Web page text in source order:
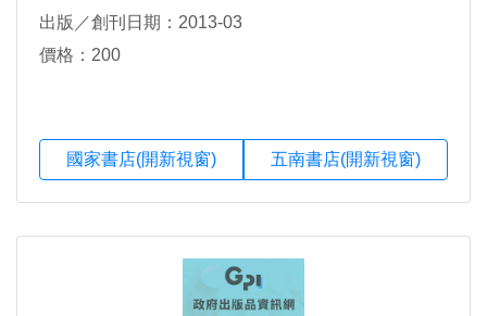
出版／創刊日期：2013-03
價格：200
國家書店(開新視窗) 五南書店(開新視窗)